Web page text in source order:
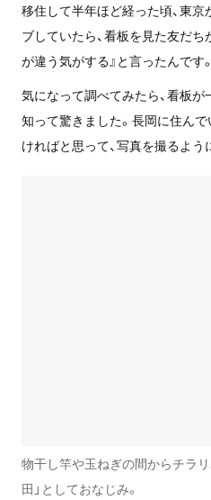
移住して半年ほど経った頃、東
ブしていたら、看板を見た友だ
が違う気がする』と言ったんです。
気になって調べてみたら、看板
知って驚きました。長岡に住ん
ければと思って、写真を撮るよう
物干し竿や玉ねぎの間からチラ
田」としておなじみ。